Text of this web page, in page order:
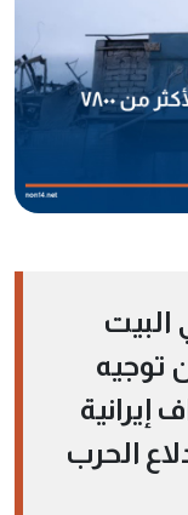
البيت
توجيه
إيرانية
اندلاع الحرب